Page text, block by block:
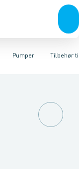
Tanke,
Pumpertil sortTilbehør
til sort